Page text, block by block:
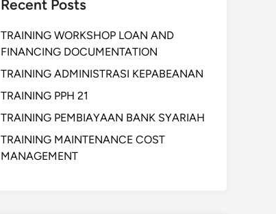
Recent Posts
TRAINING WORKSHOP LOAN AND
FINANCING DOCUMENTATION
TRAINING ADMINISTRASI KEPABEANAN
TRAINING PPH 21
TRAINING PEMBIAYAAN BANK SYARIAH
TRAINING MAINTENANCE COST
MANAGEMENT